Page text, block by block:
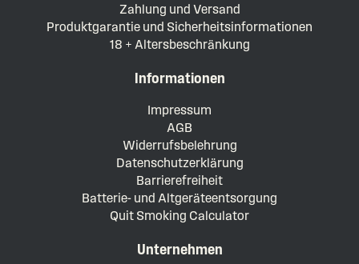
Zahlung und Versand
Produktgarantie und Sicherheitsinformationen
18 + Altersbeschränkung
Informationen
Impressum
AGB
Widerrufsbelehrung
Datenschutzerklärung
Barrierefreiheit
Batterie- und Altgeräteentsorgung
Quit Smoking Calculator
Unternehmen